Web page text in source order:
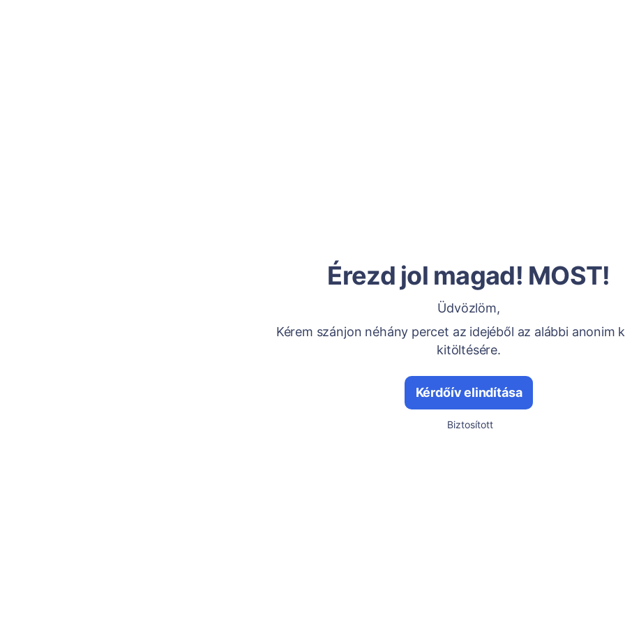
Érezd jol magad! MOST!
Üdvözlöm,
Kérem szánjon néhány percet az idejéből az alábbi anonim
kitöltésére.
Kérdőív elindítása
Biztosított